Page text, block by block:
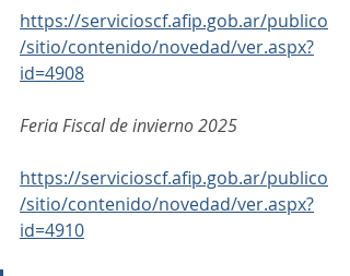
https://servicioscf.afip.gob.ar/publico
/sitio/contenido/novedad/ver.aspx?
id=4908
Feria Fiscal de invierno 2025
https://servicioscf.afip.gob.ar/publico
/sitio/contenido/novedad/ver.aspx?
id=4910